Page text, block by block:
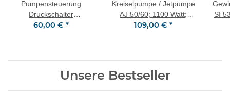
Pumpensteuerung
Druckschalter
Druckwächter IBO SK-15
60,00 € *
Kreiselpumpe / Jetpumpe
AJ 50/60; 1100 Watt;
3600 L/h 5,0 Bar
109,00 € *
SI
Unsere Bestseller